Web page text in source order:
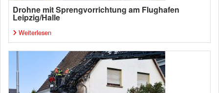
Drohne mit Sprengvorrichtung am Flughafen
Leipzig/Halle
Weiterlesen